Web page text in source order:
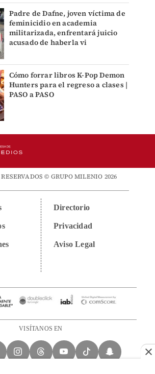
Padre de Dafne, joven víctima de
feminicidio en academia
militarizada, enfrentará juicio
acusado de haberla vi
Cómo forrar libros K-Pop Demon
Hunters para el regreso a clases |
PASO a PASO
© GRUPO MILENIO 2026
Directorio
Privacidad
Aviso Legal
VISÍTANOS EN